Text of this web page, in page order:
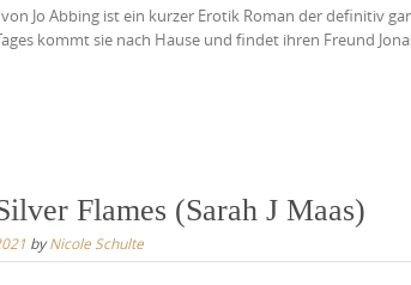
Jo Abbing ist ein kurzer Erotik Roman der definitiv
kommt sie nach Hause und findet ihren Freund
Flames (Sarah J Maas)
byNicole Schulte